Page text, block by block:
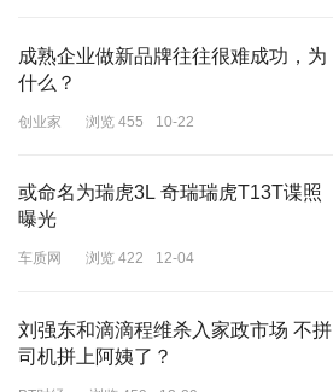
成熟企业做新品牌往往很难成功，为
什么？
创业家 浏览 455 10-22
或命名为瑞虎3L 奇瑞瑞虎T13T谍照
曝光
车质网 浏览 422 12-04
刘强东和滴滴程维杀入家政市场 不拼
司机拼上阿姨了？